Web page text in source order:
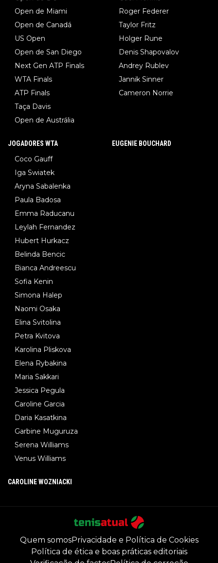
Open de Miami
Open de Canadá
US Open
Open de San Diego
Next Gen ATP Finals
WTA Finals
ATP Finals
Taça Davis
Open de Austrália
Roger Federer
Taylor Fritz
Holger Rune
Denis Shapovalov
Andrey Rublev
Jannik Sinner
Cameron Norrie
JOGADORES WTA
Coco Gauff
Iga Swiatek
Aryna Sabalenka
Paula Badosa
Emma Raducanu
Leylah Fernandez
Hubert Hurkacz
Belinda Bencic
Bianca Andreescu
Sofia Kenin
Simona Halep
Naomi Osaka
Elina Svitolina
Petra Kvitova
Karolina Pliskova
Elena Rybakina
Maria Sakkari
Jessica Pegula
Caroline Garcia
Daria Kasatkina
Garbine Muguruza
Serena Williams
Venus Williams
EUGENIE BOUCHARD
CAROLINE WOZNIACKI
Quem somosPrivacidade e Política de Cookies
Política de ética e boas práticas editoriais